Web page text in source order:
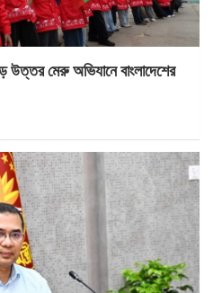
উত্তর মেরু অভিযানে বাংলাদেশের